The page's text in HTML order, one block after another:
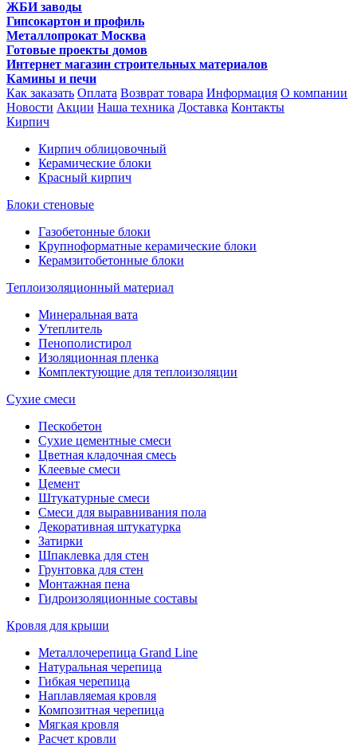
ЖБИ заводы
Гипсокартон и профиль
Металлопрокат Москва
Готовые проекты домов
Интернет магазин строительных материалов
Камины и печи
Как заказать Оплата Возврат товара Информация О компании
Новости Акции Наша техника Доставка Контакты
Кирпич
Кирпич облицовочный
Керамические блоки
Красный кирпич
Блоки стеновые
Газобетонные блоки
Крупноформатные керамические блоки
Керамзитобетонные блоки
Теплоизоляционный материал
Минеральная вата
Утеплитель
Пенополистирол
Изоляционная пленка
Комплектующие для теплоизоляции
Сухие смеси
Пескобетон
Сухие цементные смеси
Цветная кладочная смесь
Клеевые смеси
Цемент
Штукатурные смеси
Смеси для выравнивания пола
Декоративная штукатурка
Затирки
Шпаклевка для стен
Грунтовка для стен
Монтажная пена
Гидроизоляционные составы
Кровля для крыши
Металлочерепица Grand Line
Натуральная черепица
Гибкая черепица
Наплавляемая кровля
Композитная черепица
Мягкая кровля
Расчет кровли